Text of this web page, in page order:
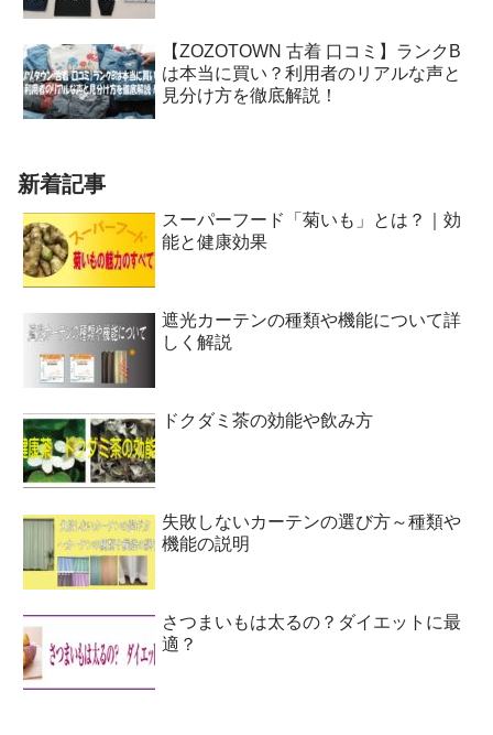
【ZOZOTOWN 古着 口コミ】ランクB
は本当に買い？利用者のリアルな声と
見分け方を徹底解説！
新着記事
スーパーフード「菊いも」とは？｜効
能と健康効果
遮光カーテンの種類や機能について詳
しく解説
ドクダミ茶の効能や飲み方
失敗しないカーテンの選び方～種類や
機能の説明
さつまいもは太るの？ダイエットに最
適？